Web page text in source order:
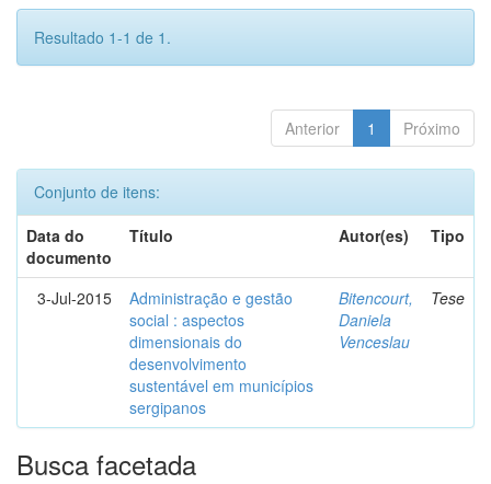
Resultado 1-1 de 1.
Anterior 1 Próximo
Conjunto de itens:
Data do
documento
Título Autor(es) Tipo
3-Jul-2015
Administração e gestão
social : aspectos
dimensionais do
desenvolvimento
sustentável em municípios
sergipanos
Bitencourt,
Daniela
Venceslau
Tese
Busca facetada